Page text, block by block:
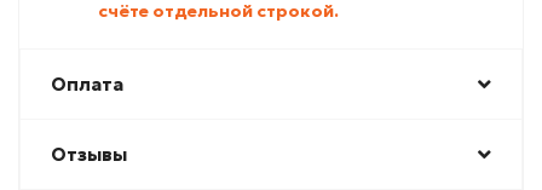
счёте отдельной строкой.
Оплата
Отзывы